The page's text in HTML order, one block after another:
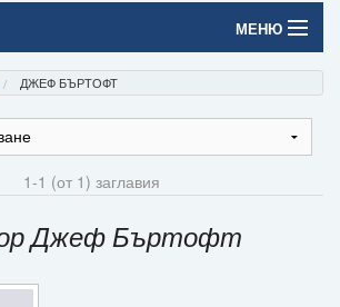
МЕНЮ
ДЖЕФ БЪРТОФТ
1-1 (от 1) заглавия
Джеф Бъртофт